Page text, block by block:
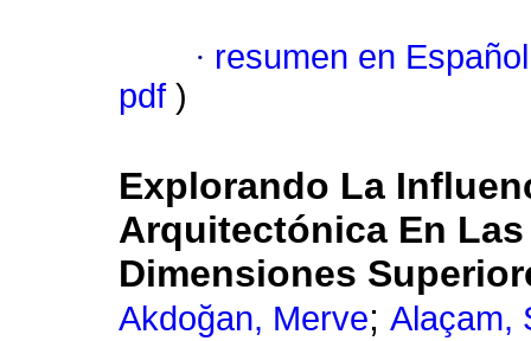
· resumen en Español
pdf )
Explorando La
Arquitectónica En
Dimensiones
Akdoğan, Merve; Alaçam,